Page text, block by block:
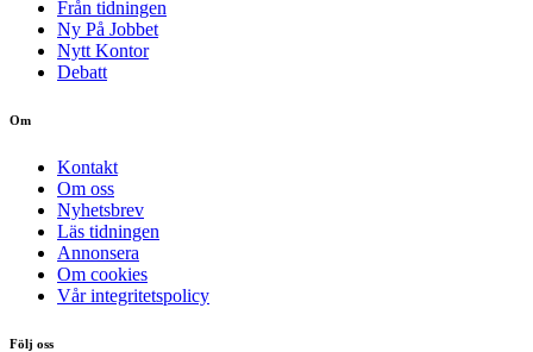
Från tidningen
Ny På Jobbet
Nytt Kontor
Debatt
Om
Kontakt
Om oss
Nyhetsbrev
Läs tidningen
Annonsera
Om cookies
Vår integritetspolicy
Följ oss